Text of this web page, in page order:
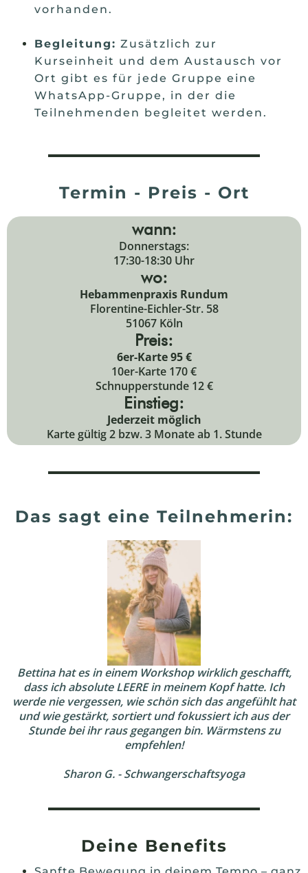
vorhanden.
Begleitung: Zusätzlich zur
Kurseinheit und dem Austausch vor
Ort gibt es für jede Gruppe eine
WhatsApp-Gruppe, in der die
Teilnehmenden begleitet werden.
Termin - Preis - Ort
wann:
Donnerstags:
17:30-18:30 Uhr
wo:
Hebammenpraxis Rundum
Florentine-Eichler-Str. 58
51067 Köln
Preis:
6er-Karte 95 €
10er-Karte 170 €
Schnupperstunde 12 €
Einstieg:
Jederzeit möglich
Karte gültig 2 bzw. 3 Monate ab 1. Stunde
Das sagt eine Teilnehmerin:
Bettina hat es in einem Workshop wirklich geschafft,
dass ich absolute LEERE in meinem Kopf hatte. Ich
werde nie vergessen, wie schön sich das angefühlt hat
und wie gestärkt, sortiert und fokussiert ich aus der
Stunde bei ihr raus gegangen bin. Wärmstens zu
empfehlen!
Sharon G. - Schwangerschaftsyoga
Deine Benefits